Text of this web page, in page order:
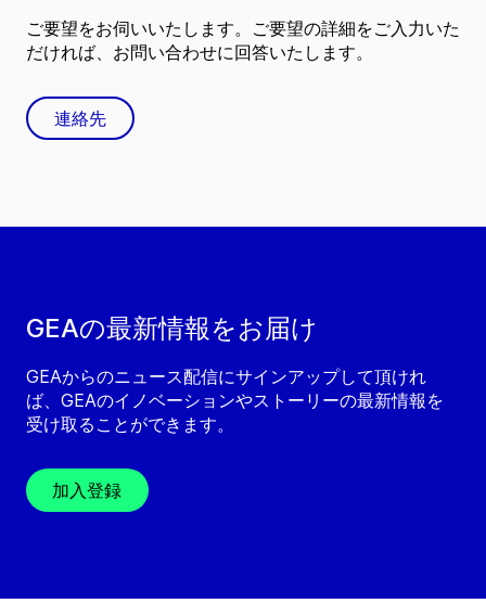
GEAの最新情報をお届け
GEAからのニュース配信にサインアップして頂けれ
ば、GEAのイノベーションやストーリーの最新情報を
受け取ることができます。
加入登録
ご要望をお伺いいたします。ご要望の詳細をご入力いた
だければ、お問い合わせに回答いたします。
連絡先